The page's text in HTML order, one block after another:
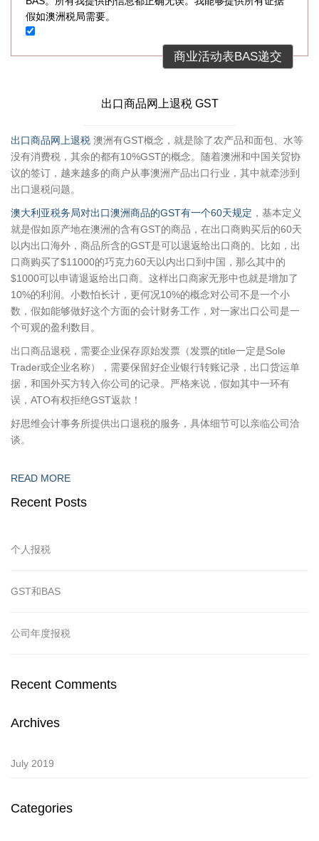
假如澳洲税局需要。
出口商品网上退税 GST
出口商品网上退税 澳洲有GST概念，就是除了农产品和面包、水等
没有消费税，其余的都有10%GST的概念。随着澳洲和中国关贸协
议的签订，越来越多的商户从事澳洲产品出口行业，其中就牵涉到
出口退税问题。
澳大利亚税务局对出口澳洲商品的GST有一个60天规定 ，基本定义
就是假如原产地在澳洲的含有GST的商品，在出口商购买后的60天
以内出口海外，商品所含的GST是可以退返给出口商的。比如，出
口商购买了$11000的巧克力60天以内出口到中国，那么其中的
$1000可以申请退返给出口商。这样出口商家无形中也就是增加了
10%的利润。小数怕长计，更何况10%的概念对公司不是一个小
数，假如能够做好这个方面的会计财务工作，对一家出口公司是一
个可观的盈利数目。
出口商品退税，需要企业保存原始发票（发票的title一定是Sole
Trader或企业名称），需要保留好企业银行转账记录，出口货运单
据，和国外买方转入你公司的记录。严格来说，假如其中一环有
误，ATO有权拒绝GST返款！
好思维会计事务所提供出口退税的服务，具体细节可以亲临公司洽
谈。
READ MORE
Recent Posts
个人报税
GST和BAS
公司年度报税
Recent Comments
Archives
July 2019
Categories